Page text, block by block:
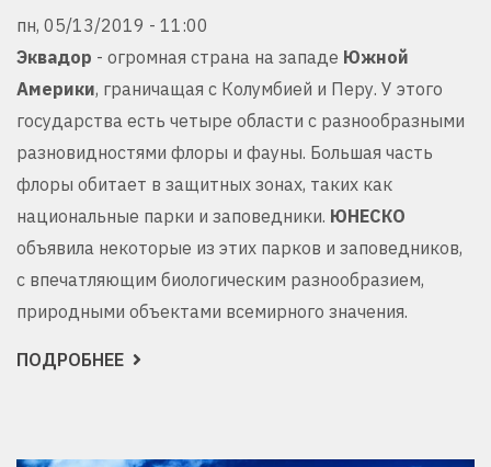
пн, 05/13/2019 - 11:00
Эквадор - огромная страна на западе Южной
Америки, граничащая с Колумбией и Перу. У этого
государства есть четыре области с разнообразными
разновидностями флоры и фауны. Большая часть
флоры обитает в защитных зонах, таких как
национальные парки и заповедники. ЮНЕСКО
объявила некоторые из этих парков и заповедников,
с впечатляющим биологическим разнообразием,
природными объектами всемирного значения.
ПОДРОБНЕЕ О